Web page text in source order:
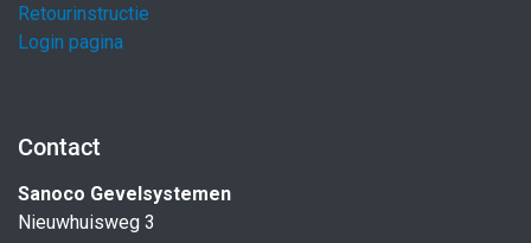
Retourinstructie
Login pagina
Contact
Sanoco Gevelsystemen
Nieuwhuisweg 3